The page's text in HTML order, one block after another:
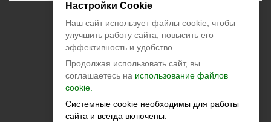
+7 (495) 374-55-85
zakaz@climatstar.ru
Москва,Кибальчича, д.2 корп.1
climatstar © 2026 All rights reserved
Настройки Cookie
Наш сайт использует файлы cookie, чтобы
улучшить работу сайта, повысить его
эффективность и удобство.
Продолжая использовать сайт, вы
соглашаетесь на использование файлов
cookie.
Системные cookie необходимы для работы
сайта и всегда включены.